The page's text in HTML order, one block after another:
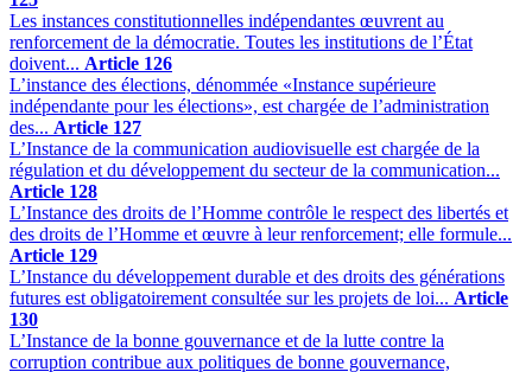
Les instances constitutionnelles indépendantes œuvrent au
renforcement de la démocratie. Toutes les institutions de l’État
doivent... Article 126
L’instance des élections, dénommée «Instance supérieure
indépendante pour les élections», est chargée de l’administration
des... Article 127
L’Instance de la communication audiovisuelle est chargée de la
régulation et du développement du secteur de la communication...
Article 128
L’Instance des droits de l’Homme contrôle le respect des libertés et
des droits de l’Homme et œuvre à leur renforcement; elle formule...
Article 129
L’Instance du développement durable et des droits des générations
futures est obligatoirement consultée sur les projets de loi... Article
130
L’Instance de la bonne gouvernance et de la lutte contre la
corruption contribue aux politiques de bonne gouvernance,